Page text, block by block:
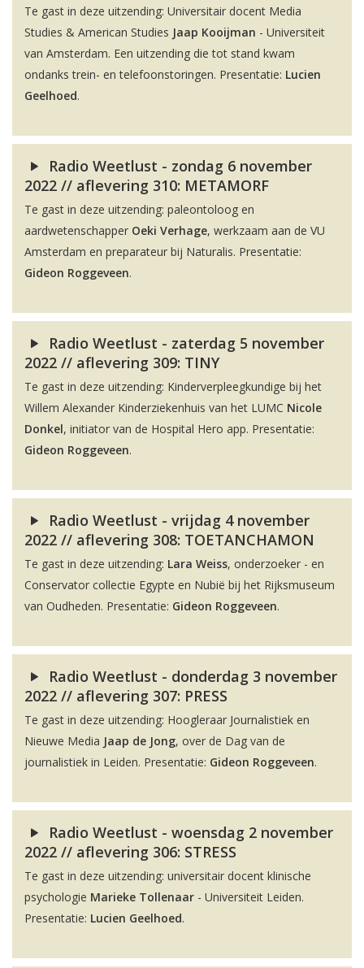
Te gast in deze uitzending: Universitair docent Media
Studies & American Studies Jaap Kooijman - Universiteit
van Amsterdam. Een uitzending die tot stand kwam
ondanks trein- en telefoonstoringen. Presentatie: Lucien
Geelhoed.
Radio Weetlust - zondag 6 november
2022 // aflevering 310: METAMORF
Te gast in deze uitzending: paleontoloog en
aardwetenschapper Oeki Verhage, werkzaam aan de VU
Amsterdam en preparateur bij Naturalis. Presentatie:
Gideon Roggeveen.
Radio Weetlust - zaterdag 5 november
2022 // aflevering 309: TINY
Te gast in deze uitzending: Kinderverpleegkundige bij het
Willem Alexander Kinderziekenhuis van het LUMC Nicole
Donkel, initiator van de Hospital Hero app. Presentatie:
Gideon Roggeveen.
Radio Weetlust - vrijdag 4 november
2022 // aflevering 308: TOETANCHAMON
Te gast in deze uitzending: Lara Weiss, onderzoeker - en
Conservator collectie Egypte en Nubië bij het Rijksmuseum
van Oudheden. Presentatie: Gideon Roggeveen.
Radio Weetlust - donderdag 3 november
2022 // aflevering 307: PRESS
Te gast in deze uitzending: Hoogleraar Journalistiek en
Nieuwe Media Jaap de Jong, over de Dag van de
journalistiek in Leiden. Presentatie: Gideon Roggeveen.
Radio Weetlust - woensdag 2 november
2022 // aflevering 306: STRESS
Te gast in deze uitzending: universitair docent klinische
psychologie Marieke Tollenaar - Universiteit Leiden.
Presentatie: Lucien Geelhoed.